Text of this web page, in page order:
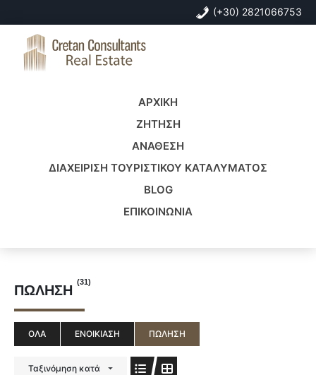
to
primary
navigation
to
content
(+30) 2821066753
ΑΡΧΙΚΗ
ΖΗΤΗΣΗ
ΑΝΑΘΕΣΗ
ΔΙΑΧΕΙΡΙΣΗ ΤΟΥΡΙΣΤΙΚΟΥ ΚΑΤΑΛΥΜΑΤΟΣ
BLOG
ΕΠΙΚΟΙΝΩΝΙΑ
ΠΏΛΗΣΗ
(31)
ΌΛΑ ΕΝΟΙΚΊΑΣΗ ΠΏΛΗΣΗ
Ταξινόμηση κατά